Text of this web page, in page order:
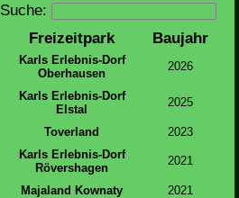
Suche:
Freizeitpark Baujahr
Karls Erlebnis-Dorf
Oberhausen
2026
Karls Erlebnis-Dorf
Elstal
2025
Toverland 2023
Karls Erlebnis-Dorf
Rövershagen
2021
Majaland Kownaty 2021